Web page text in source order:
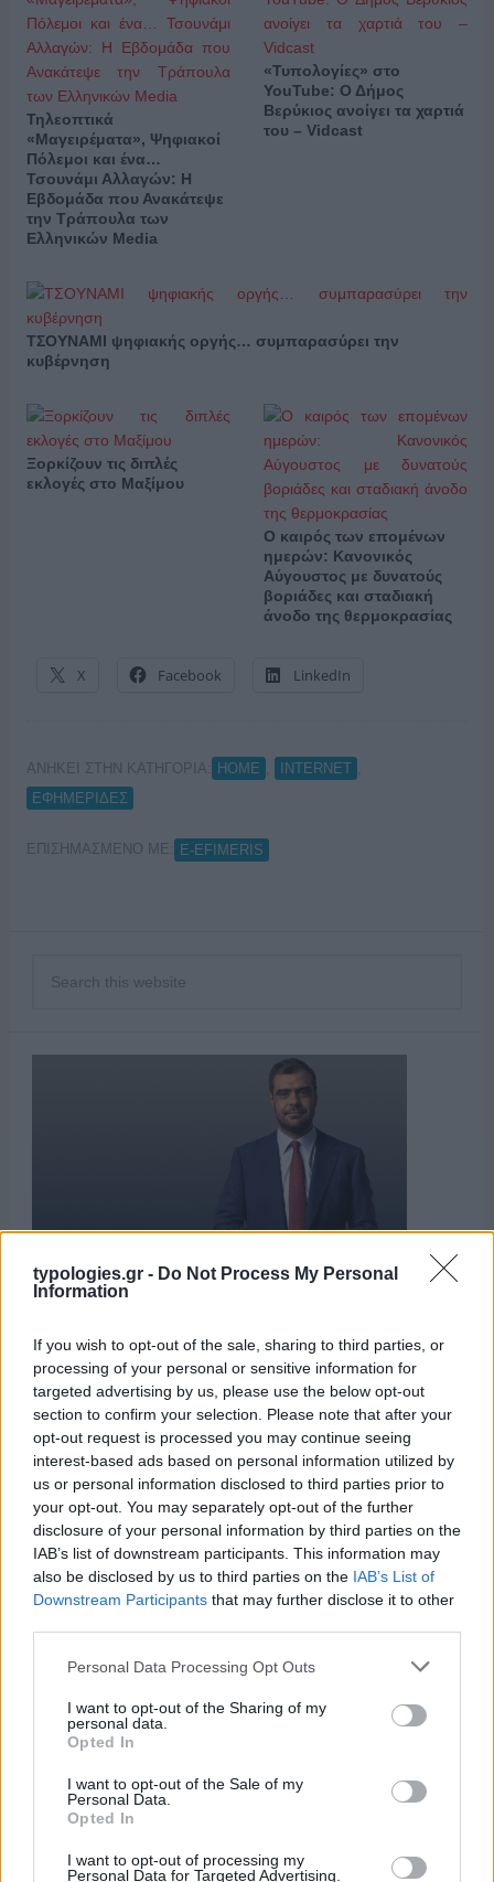
typologies.gr - Do Not Process My Personal
Information
If you wish to opt-out of the sale, sharing to third parties, or
processing of your personal or sensitive information for
targeted advertising by us, please use the below opt-out
section to confirm your selection. Please note that after your
opt-out request is processed you may continue seeing
interest-based ads based on personal information utilized by
us or personal information disclosed to third parties prior to
your opt-out. You may separately opt-out of the further
disclosure of your personal information by third parties on the
IAB’s list of downstream participants. This information may
also be disclosed by us to third parties on the IAB’s List of
Downstream Participants that may further disclose it to other
Please note that this website/app uses one or more Google
not limited to your visit or usage behaviour. You may click to
grant or deny consent to Google and its third-party tags to
use your data for below specified purposes in below Google
consent section.
Personal Data Processing Opt Outs
I want to opt-out of the Sharing of my
personal data.
Opted In
I want to opt-out of the Sale of my
Personal Data.
Opted In
I want to opt-out of processing my
Personal Data for Targeted Advertising.
Τηλεοπτικά
«Μαγειρέματα», Ψηφιακοί
Πόλεμοι και ένα…
Τσουνάμι Αλλαγών: Η
Εβδομάδα που Ανακάτεψε
την Τράπουλα των
Ελληνικών Media
«Τυπολογίες» στο
YouTube: Ο Δήμος
Βερύκιος ανοίγει τα χαρτιά
του – Vidcast
ΤΣΟΥΝΑΜΙ ψηφιακής οργής… συμπαρασύρει την
κυβέρνηση
Ξορκίζουν τις διπλές
εκλογές στο Μαξίμου
Ο καιρός των επομένων
ημερών: Κανονικός
Αύγουστος με δυνατούς
βοριάδες και σταδιακή
άνοδο της θερμοκρασίας
X Facebook LinkedIn
ΑΝΗΚΕΙ ΣΤΗΝ ΚΑΤΗΓΟΡΙΑ: HOME INTERNET
ΕΦΗΜΕΡΙΔΕΣ
ΕΠΙΣΗΜΑΣΜΕΝΟ ΜΕ: E-EFIMERIS
ΑΙΧΜΕΣ
ΑΙΧΜΕΣ: Και άλλες αποχωρήσεις και
άλλες συμφωνίες
Το Καλοκαίρι αυτό στα ΜΜΕ θυμίζει αίθουσα αφίξεων και
αναχωρήσεων αεροδρομίου. Άλλοι γνωρίζουν τον
προορισμό τους και άλλοι αλλάζουν πορεία, ενώ έχουν
ξεκινήσει για άλλου καταλήγουν σε άλλο σημείο. Η
κινητικότητα είναι συνάρτηση πολλών παραγόντων,
παρόν. Λέγεται πως ο Ιβάν Σαββίδης τα βρήκε με την
κυβέρνηση, […]